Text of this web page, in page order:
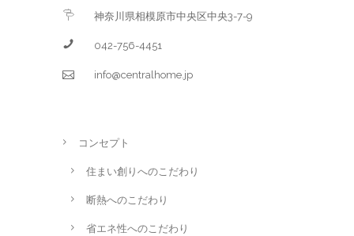
神奈川県相模原市中央区中央3-7-9
042-756-4451
info@centralhome.jp
コンセプト
住まい創りへのこだわり
断熱へのこだわり
省エネ性へのこだわり